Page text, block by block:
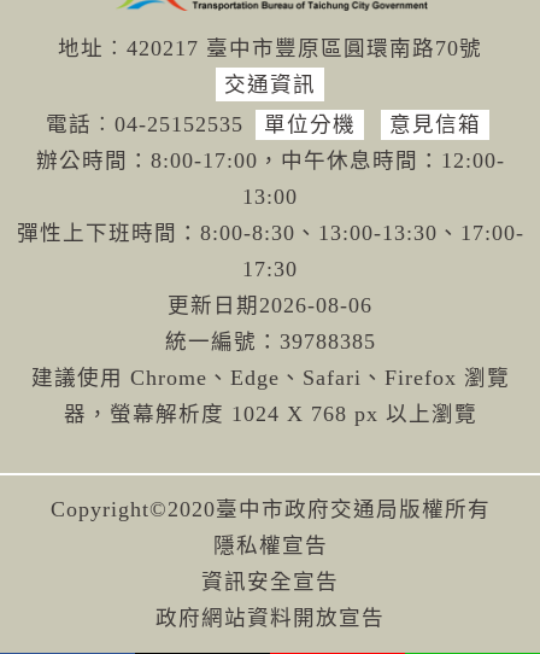
地址︰420217 臺中市豐原區圓環南路70號
交通資訊
電話︰04-25152535 單位分機
意見信箱
辦公時間：8:00-17:00，中午休息時間：12:00-
13:00
彈性上下班時間：8:00-8:30、13:00-13:30、17:00-
17:30
更新日期 2026-08-06
統一編號：39788385
建議使用 Chrome、Edge、Safari、Firefox 瀏覽
器，螢幕解析度 1024 X 768 px 以上瀏覽
Copyright©2020臺中市政府交通局版權所有
隱私權宣告
資訊安全宣告
政府網站資料開放宣告